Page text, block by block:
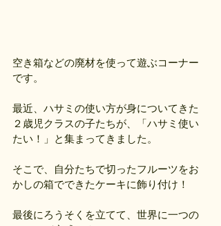
空き箱などの廃材を使って遊ぶコーナー
です。
最近、ハサミの使い方が身についてきた
２歳児クラスの子たちが、「ハサミ使い
たい！」と集まってきました。
そこで、自分たちで切ったフルーツをお
かしの箱でできたケーキに飾り付け！
最後にろうそくを立てて、世界に一つの